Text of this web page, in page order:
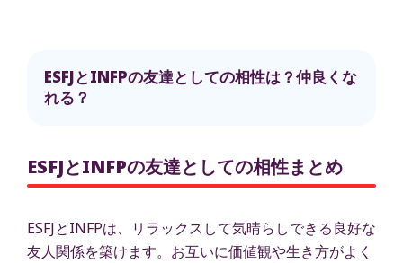
ESFJとINFPの友達としての相性は？仲良くな
れる？
ESFJとINFPの友達としての相性まとめ
ESFJとINFPは、リラックスして気晴らしできる良好な
友人関係を築けます。お互いに価値観や生き方がよく